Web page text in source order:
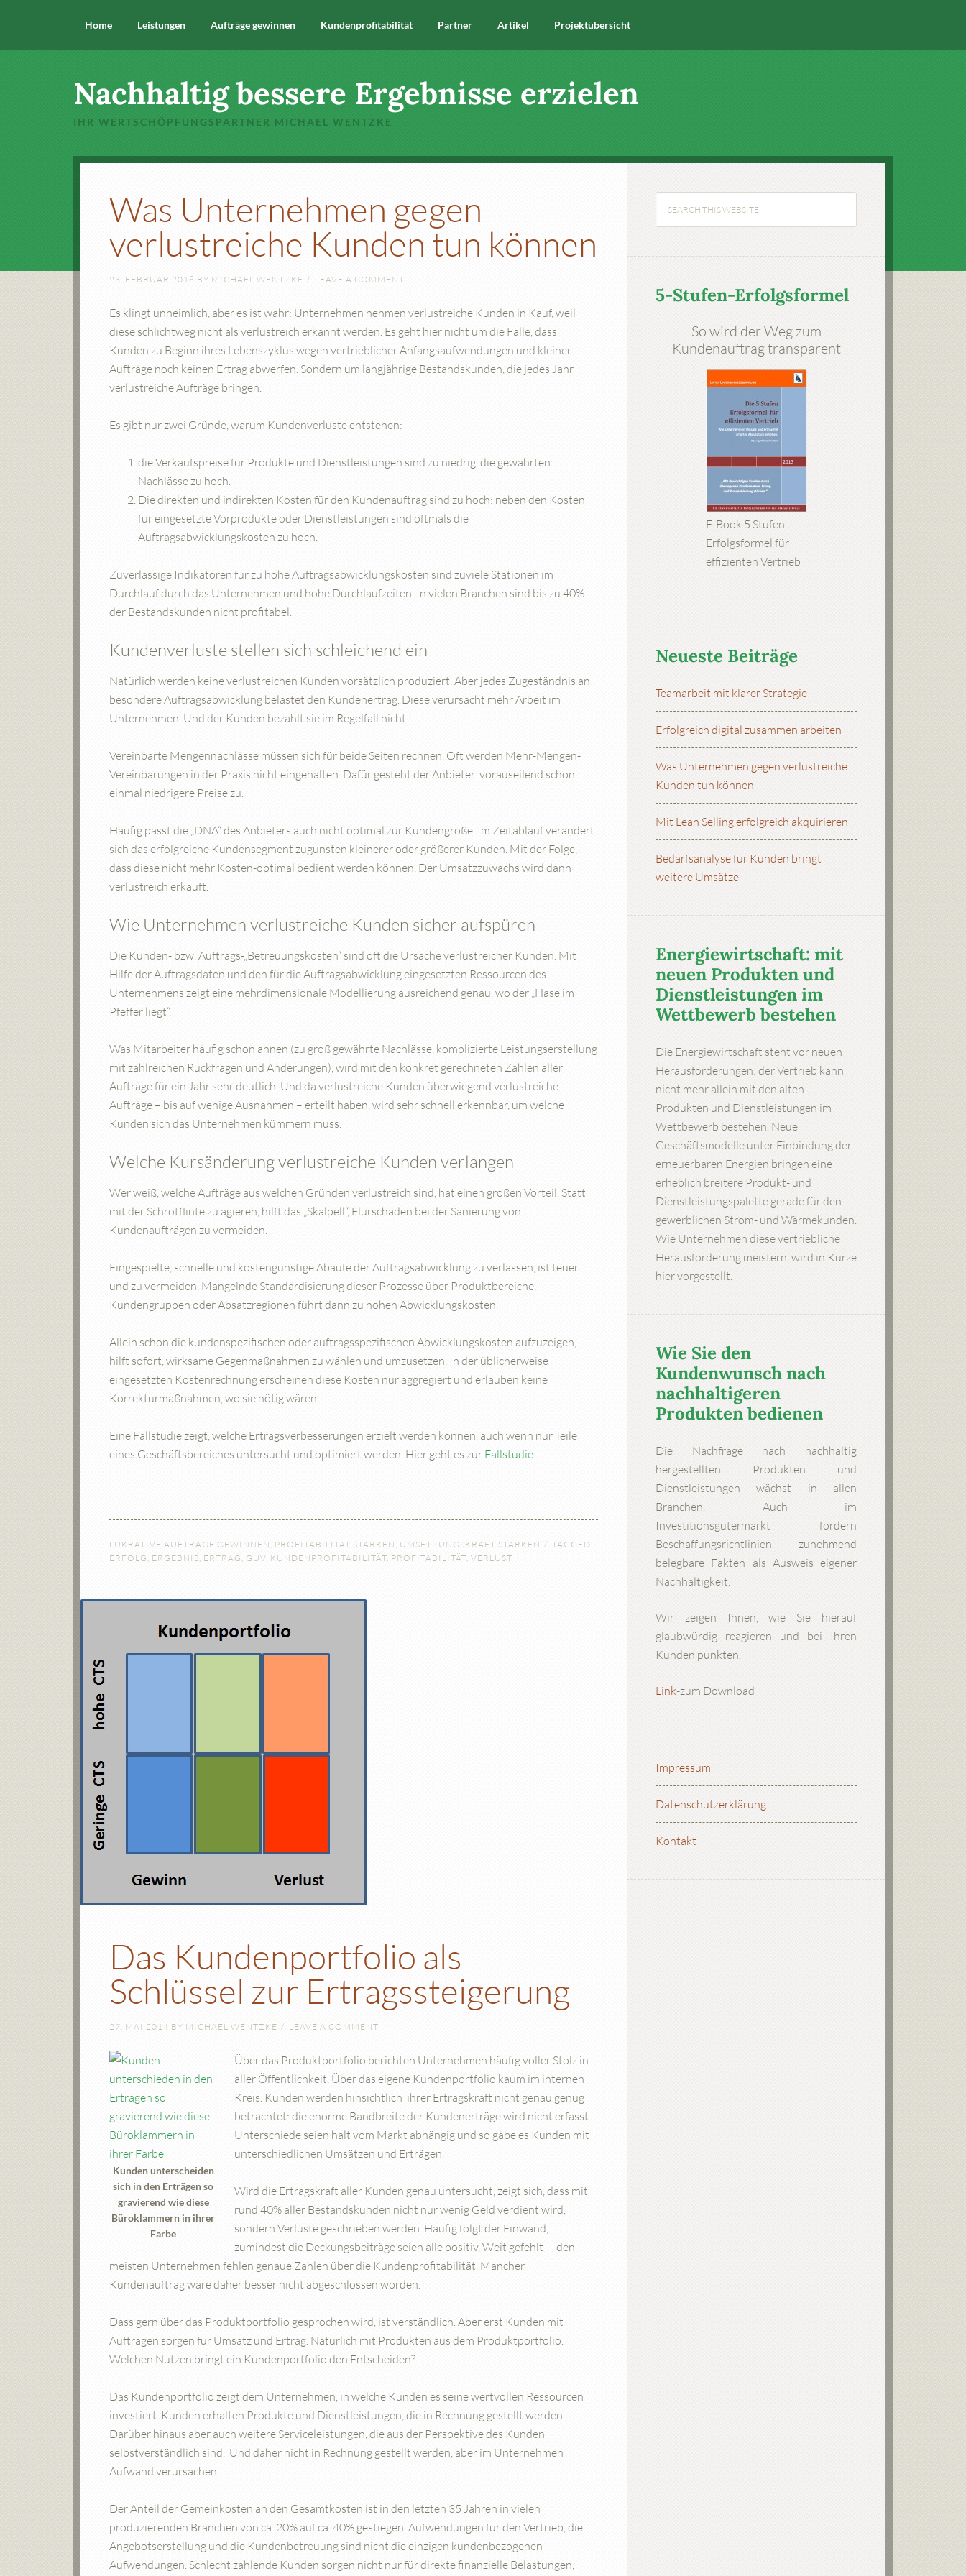
Home Leistungen Aufträge gewinnen Kundenprofitabilität Partner Artikel Projektübersicht
Nachhaltig bessere Ergebnisse erzielen
IHR WERTSCHÖPFUNGSPARTNER MICHAEL WENTZKE
Was Unternehmen gegen
verlustreiche Kunden tun können
23. FEBRUAR 2018 BY MICHAEL WENTZKE LEAVE A COMMENT
Es klingt unheimlich, aber es ist wahr: Unternehmen nehmen verlustreiche Kunden in Kauf, weil
diese schlichtweg nicht als verlustreich erkannt werden. Es geht hier nicht um die Fälle, dass
Kunden zu Beginn ihres Lebenszyklus wegen vertrieblicher Anfangsaufwendungen und kleiner
Aufträge noch keinen Ertrag abwerfen. Sondern um langjährige Bestandskunden, die jedes Jahr
verlustreiche Aufträge bringen.
Es gibt nur zwei Gründe, warum Kundenverluste entstehen:
die Verkaufspreise für Produkte und Dienstleistungen sind zu niedrig, die gewährten
Nachlässe zu hoch.
Die direkten und indirekten Kosten für den Kundenauftrag sind zu hoch: neben den Kosten
für eingesetzte Vorprodukte oder Dienstleistungen sind oftmals die
Auftragsabwicklungskosten zu hoch.
Zuverlässige Indikatoren für zu hohe Auftragsabwicklungskosten sind zuviele Stationen im
Durchlauf durch das Unternehmen und hohe Durchlaufzeiten. In vielen Branchen sind bis zu 40%
der Bestandskunden nicht profitabel.
Kundenverluste stellen sich schleichend ein
Natürlich werden keine verlustreichen Kunden vorsätzlich produziert. Aber jedes Zugeständnis an
besondere Auftragsabwicklung belastet den Kundenertrag. Diese verursacht mehr Arbeit im
Unternehmen. Und der Kunden bezahlt sie im Regelfall nicht.
Vereinbarte Mengennachlässe müssen sich für beide Seiten rechnen. Oft werden Mehr-Mengen-
Vereinbarungen in der Praxis nicht eingehalten. Dafür gesteht der Anbieter vorauseilend schon
einmal niedrigere Preise zu.
Häufig passt die „DNA“ des Anbieters auch nicht optimal zur Kundengröße. Im Zeitablauf verändert
sich das erfolgreiche Kundensegment zugunsten kleinerer oder größerer Kunden. Mit der Folge,
dass diese nicht mehr Kosten-optimal bedient werden können. Der Umsatzzuwachs wird dann
verlustreich erkauft.
Wie Unternehmen verlustreiche Kunden sicher aufspüren
Die Kunden- bzw. Auftrags-„Betreuungskosten“ sind oft die Ursache verlustreicher Kunden. Mit
Hilfe der Auftragsdaten und den für die Auftragsabwicklung eingesetzten Ressourcen des
Unternehmens zeigt eine mehrdimensionale Modellierung ausreichend genau, wo der „Hase im
Pfeffer liegt“.
Was Mitarbeiter häufig schon ahnen (zu groß gewährte Nachlässe, komplizierte Leistungserstellung
mit zahlreichen Rückfragen und Änderungen), wird mit den konkret gerechneten Zahlen aller
Aufträge für ein Jahr sehr deutlich. Und da verlustreiche Kunden überwiegend verlustreiche
Aufträge – bis auf wenige Ausnahmen – erteilt haben, wird sehr schnell erkennbar, um welche
Kunden sich das Unternehmen kümmern muss.
Welche Kursänderung verlustreiche Kunden verlangen
Wer weiß, welche Aufträge aus welchen Gründen verlustreich sind, hat einen großen Vorteil. Statt
mit der Schrotflinte zu agieren, hilft das „Skalpell“, Flurschäden bei der Sanierung von
Kundenaufträgen zu vermeiden.
Eingespielte, schnelle und kostengünstige Abäufe der Auftragsabwicklung zu verlassen, ist teuer
und zu vermeiden. Mangelnde Standardisierung dieser Prozesse über Produktbereiche,
Kundengruppen oder Absatzregionen führt dann zu hohen Abwicklungskosten.
Allein schon die kundenspezifischen oder auftragsspezifischen Abwicklungskosten aufzuzeigen,
hilft sofort, wirksame Gegenmaßnahmen zu wählen und umzusetzen. In der üblicherweise
eingesetzten Kostenrechnung erscheinen diese Kosten nur aggregiert und erlauben keine
Korrekturmaßnahmen, wo sie nötig wären.
Eine Fallstudie zeigt, welche Ertragsverbesserungen erzielt werden können, auch wenn nur Teile
eines Geschäftsbereiches untersucht und optimiert werden. Hier geht es zur Fallstudie.
LUKRATIVE AUFTRÄGE GEWINNEN , PROFITABILITÄT STÄRKEN , UMSETZUNGSKRAFT STÄRKEN
TAGGED:
ERFOLG , ERGEBNIS, ERTRAG , GUV, KUNDENPROFITABILITÄT, PROFITABILITÄT, VERLUST
Das Kundenportfolio als
Schlüssel zur Ertragssteigerung
27. MAI 2014 BY MICHAEL WENTZKE LEAVE A COMMENT
Kunden unterscheiden
sich in den Erträgen so
gravierend wie diese
Büroklammern in ihrer
Farbe
Über das Produktportfolio berichten Unternehmen häufig voller Stolz in
aller Öffentlichkeit. Über das eigene Kundenportfolio kaum im internen
Kreis. Kunden werden hinsichtlich ihrer Ertragskraft nicht genau genug
betrachtet: die enorme Bandbreite der Kundenerträge wird nicht erfasst.
Unterschiede seien halt vom Markt abhängig und so gäbe es Kunden mit
unterschiedlichen Umsätzen und Erträgen.
Wird die Ertragskraft aller Kunden genau untersucht, zeigt sich, dass mit
rund 40% aller Bestandskunden nicht nur wenig Geld verdient wird,
sondern Verluste geschrieben werden. Häufig folgt der Einwand,
zumindest die Deckungsbeiträge seien alle positiv. Weit gefehlt – den
meisten Unternehmen fehlen genaue Zahlen über die Kundenprofitabilität. Mancher
Kundenauftrag wäre daher besser nicht abgeschlossen worden.
Dass gern über das Produktportfolio gesprochen wird, ist verständlich. Aber erst Kunden mit
Aufträgen sorgen für Umsatz und Ertrag. Natürlich mit Produkten aus dem Produktportfolio.
Welchen Nutzen bringt ein Kundenportfolio den Entscheiden?
Das Kundenportfolio zeigt dem Unternehmen, in welche Kunden es seine wertvollen Ressourcen
investiert. Kunden erhalten Produkte und Dienstleistungen, die in Rechnung gestellt werden.
Darüber hinaus aber auch weitere Serviceleistungen, die aus der Perspektive des Kunden
selbstverständlich sind. Und daher nicht in Rechnung gestellt werden, aber im Unternehmen
Aufwand verursachen.
Der Anteil der Gemeinkosten an den Gesamtkosten ist in den letzten 35 Jahren in vielen
produzierenden Branchen von ca. 20% auf ca. 40% gestiegen. Aufwendungen für den Vertrieb, die
Angebotserstellung und die Kundenbetreuung sind nicht die einzigen kundenbezogenen
Aufwendungen. Schlecht zahlende Kunden sorgen nicht nur für direkte finanzielle Belastungen,
5-Stufen-Erfolgsformel
So wird der Weg zum
Kundenauftrag transparent
E-Book 5 Stufen
Erfolgsformel für
effizienten Vertrieb
Neueste Beiträge
Teamarbeit mit klarer Strategie
Erfolgreich digital zusammen arbeiten
Was Unternehmen gegen verlustreiche
Kunden tun können
Mit Lean Selling erfolgreich akquirieren
Bedarfsanalyse für Kunden bringt
weitere Umsätze
Energiewirtschaft: mit
neuen Produkten und
Dienstleistungen im
Wettbewerb bestehen
Die Energiewirtschaft steht vor neuen
Herausforderungen: der Vertrieb kann
nicht mehr allein mit den alten
Produkten und Dienstleistungen im
Wettbewerb bestehen. Neue
Geschäftsmodelle unter Einbindung der
erneuerbaren Energien bringen eine
erheblich breitere Produkt- und
Dienstleistungspalette gerade für den
gewerblichen Strom- und Wärmekunden.
Wie Unternehmen diese vertriebliche
Herausforderung meistern, wird in Kürze
hier vorgestellt.
Wie Sie den
Kundenwunsch nach
nachhaltigeren
Produkten bedienen
Die Nachfrage nach nachhaltig
hergestellten Produkten und
Dienstleistungen wächst in allen
Branchen. Auch im
Investitionsgütermarkt fordern
Beschaffungsrichtlinien zunehmend
belegbare Fakten als Ausweis eigener
Nachhaltigkeit.
Wir zeigen Ihnen, wie Sie hierauf
glaubwürdig reagieren und bei Ihren
Kunden punkten.
Link-zum Download
Impressum
Datenschutzerklärung
Kontakt